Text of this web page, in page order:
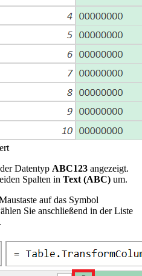
Datentyp ABC123 angezeigt.
Spalten in Text (ABC) um.
auf das Symbol
Sie anschließend in der Liste